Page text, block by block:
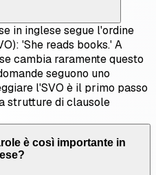
in inglese segue l'ordine
'She reads books.' A
cambia raramente questo
seguono uno
l'SVO è il primo passo
strutture di clausole
è così importante in